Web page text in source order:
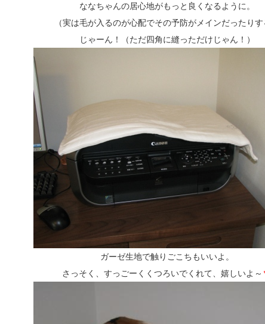
ななちゃんの居心地がもっと良くなるように。
（実は毛が入るのが心配でその予防がメインだったりす
じゃーん！（ただ四角に縫っただけじゃん！）
ガーゼ生地で触りごこちもいいよ。
さっそく、すっごーくくつろいでくれて、嬉しいよ～